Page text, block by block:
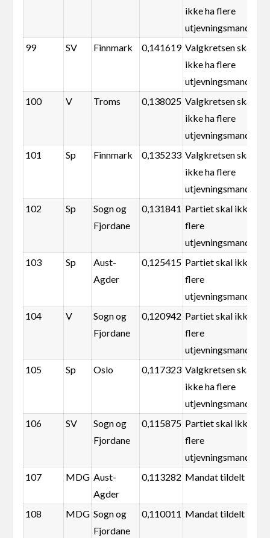
ikke ha flere
utjevningsmandater
99
SV Finnmark 0,141619 Valgkretsen skal
ikke ha flere
utjevningsmandater
100
V Troms 0,138025 Valgkretsen skal
ikke ha flere
utjevningsmandater
101
Sp Finnmark 0,135233 Valgkretsen skal
ikke ha flere
utjevningsmandater
102
Sp
Sogn og
Fjordane
0,131841 Partiet skal ikke ha
flere
utjevningsmandater
103
Sp
Aust-
Agder
0,125415 Partiet skal ikke ha
flere
utjevningsmandater
104
V
Sogn og
Fjordane
0,120942 Partiet skal ikke ha
flere
utjevningsmandater
105
Sp Oslo 0,117323 Valgkretsen skal
ikke ha flere
utjevningsmandater
106
SV
Sogn og
Fjordane
0,115875 Partiet skal ikke ha
flere
utjevningsmandater
107
MDG Aust-
Agder
0,113282 Mandat tildelt
108 MDG Sogn og
Fjordane
0,110011 Mandat tildelt